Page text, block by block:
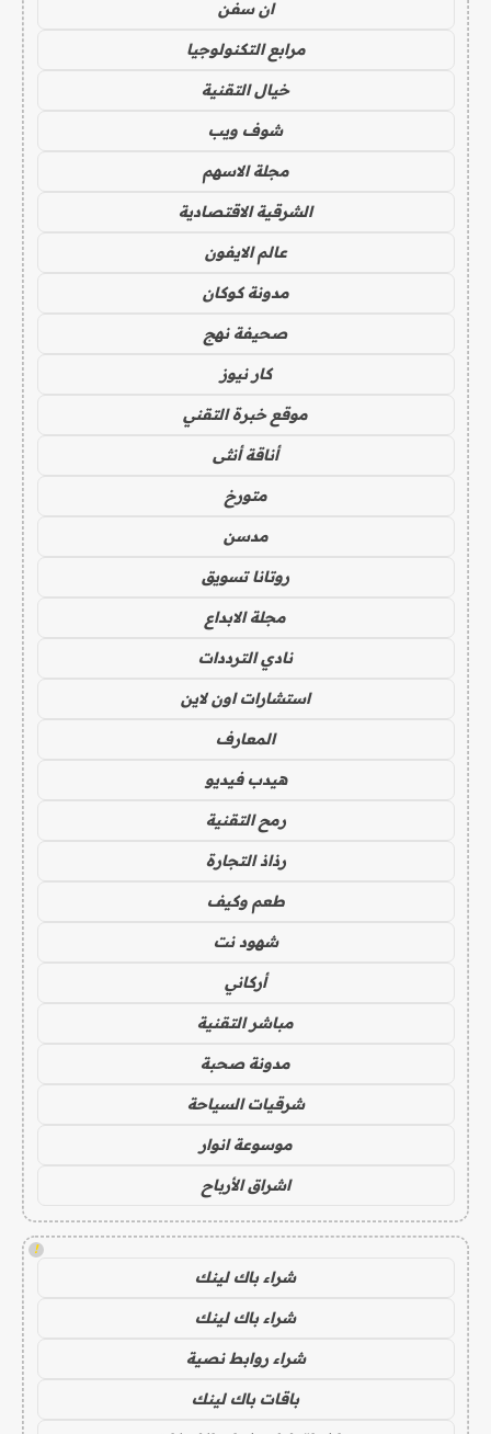
ان سفن
مرابع التكنولوجيا
خيال التقنية
شوف ويب
مجلة الاسهم
الشرقية الاقتصادية
عالم الايفون
مدونة كوكان
صحيفة نهج
كار نيوز
موقع خبرة التقني
أناقة أنثى
متورخ
مدسن
روتانا تسويق
مجلة الابداع
نادي الترددات
استشارات اون لاين
المعارف
هيدب فيديو
رمح التقنية
رذاذ التجارة
طعم وكيف
شهود نت
أركاني
مباشر التقنية
مدونة صحبة
شرقيات السياحة
موسوعة انوار
اشراق الأرباح
!
شراء باك لينك
شراء باك لينك
شراء روابط نصية
باقات باك لينك